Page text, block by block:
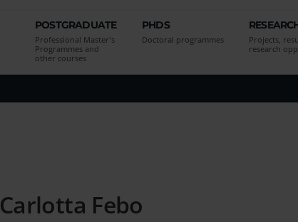
POSTGRADUATE
Professional Master's
Programmes and
other courses
PHDS
Doctoral programmes
Projects,
research
Carlotta Febo